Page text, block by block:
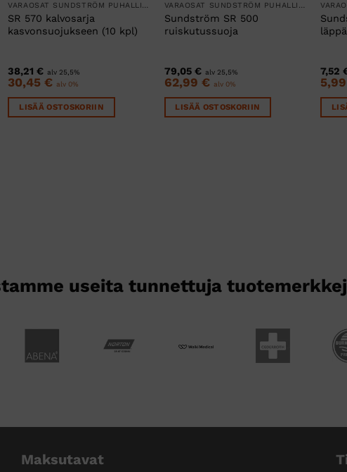
VARAOSAT SUNDSTRÖM PUHALLINSUOJAIMIIN
SR 570 kalvosarja
kasvonsuojukseen (10 kpl)
38,21€ alv 25,5%
30,45€ alv 0%
LISÄÄ OSTOSKORIIN
VARAOSAT SUNDSTRÖM PUHALLINSUOJAIMIIN
Sundström SR 500
ruiskutussuoja
79,05 € alv 25,5%
62,99 € alv 0%
LISÄÄ OSTOSKORIIN
7,52
useita tunnettuja
Maksutavat